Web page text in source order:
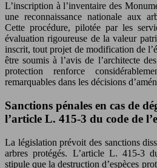
L’inscription à l’inventaire des
une reconnaissance nationale aux
Cette procédure, pilotée par les
évaluation rigoureuse de la valeur
inscrit, tout projet de modification de
être soumis à l’avis de l’architecte
protection renforce
remarquables dans les décisions
Sanctions pénales en cas de
l’article L. 415-3 du code de
La législation prévoit des sanctions
arbres protégés. L’article L. 415-3
stipule que la destruction d’espèces